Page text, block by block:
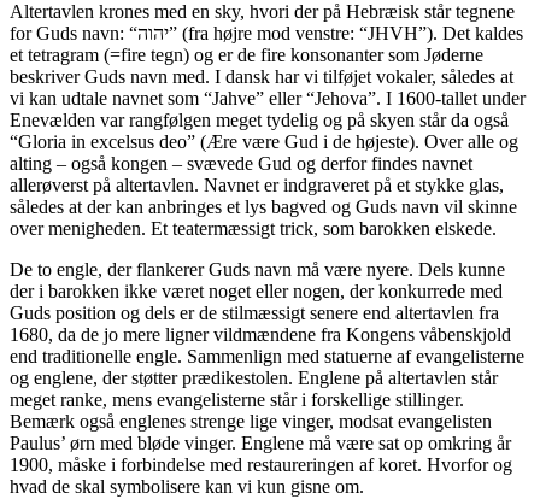
Altertavlen krones med en sky, hvori der på Hebræisk står tegnene
for Guds navn: “יהוה” (fra højre mod venstre: “JHVH”). Det kaldes
et tetragram (=fire tegn) og er de fire konsonanter som Jøderne
beskriver Guds navn med. I dansk har vi tilføjet vokaler, således at
vi kan udtale navnet som “Jahve” eller “Jehova”. I 1600-tallet under
Enevælden var rangfølgen meget tydelig og på skyen står da også
“Gloria in excelsus deo” (Ære være Gud i de højeste). Over alle og
alting – også kongen – svævede Gud og derfor findes navnet
allerøverst på altertavlen. Navnet er indgraveret på et stykke glas,
således at der kan anbringes et lys bagved og Guds navn vil skinne
over menigheden. Et teatermæssigt trick, som barokken elskede.
De to engle, der flankerer Guds navn må være nyere. Dels kunne
der i barokken ikke været noget eller nogen, der konkurrede med
Guds position og dels er de stilmæssigt senere end altertavlen fra
1680, da de jo mere ligner vildmændene fra Kongens våbenskjold
end traditionelle engle. Sammenlign med statuerne af evangelisterne
og englene, der støtter prædikestolen. Englene på altertavlen står
meget ranke, mens evangelisterne står i forskellige stillinger.
Bemærk også englenes strenge lige vinger, modsat evangelisten
Paulus’ ørn med bløde vinger. Englene må være sat op omkring år
1900, måske i forbindelse med restaureringen af koret. Hvorfor og
hvad de skal symbolisere kan vi kun gisne om.